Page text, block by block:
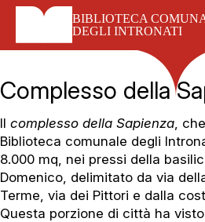
Skip
content
BIBLIOTECA
DEGLI INTRONATI
Complesso della
Il complesso della Sapienza,
Biblioteca comunale degli
8.000 mq, nei pressi della
Domenico, delimitato da via
Terme, via dei Pittori e dalla
Questa porzione di città ha